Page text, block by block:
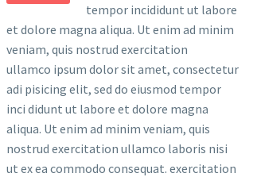
tempor incididunt ut labore
et dolore magna aliqua. Ut enim ad minim
veniam, quis nostrud exercitation
ullamco ipsum dolor sit amet, consectetur
adi pisicing elit, sed do eiusmod tempor
inci didunt ut labore et dolore magna
aliqua. Ut enim ad minim veniam, quis
nostrud exercitation ullamco laboris nisi
ut ex ea commodo consequat. exercitation